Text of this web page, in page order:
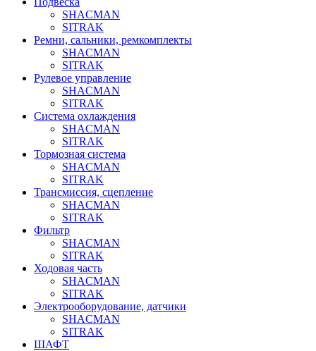
SHACMAN
SITRAK
Ремни, сальники, ремкомплекты
SHACMAN
SITRAK
Рулевое управление
SHACMAN
SITRAK
Система охлаждения
SHACMAN
SITRAK
Тормозная система
SHACMAN
SITRAK
Трансмиссия, сцепление
SHACMAN
SITRAK
Фильтр
SHACMAN
SITRAK
Ходовая часть
SHACMAN
SITRAK
Электрооборудование, датчики
SHACMAN
SITRAK
ШАФТ